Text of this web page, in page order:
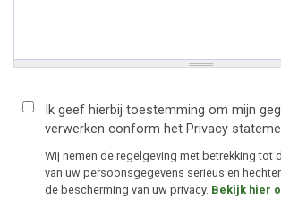
Ik geef hierbij toestemming om mijn
verwerken conform het Privacy
Wij nemen de regelgeving met betrekking tot
van uw persoonsgegevens serieus en
de bescherming van uw privacy. Bekijk hier